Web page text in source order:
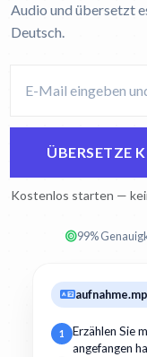
Audio und übersetzt
Deutsch.
ÜBERSETZE
Kostenlos starten —
99%
1
Erzählen Sie
angefangen